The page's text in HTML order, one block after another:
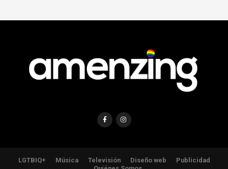
LGTBIQ+ Música Televisión Diseño web
Publicidad